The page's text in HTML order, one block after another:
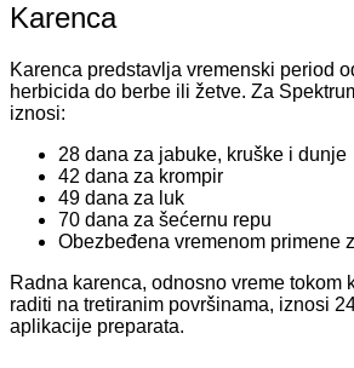
Karenca
Karenca predstavlja vremenski period
herbicida do berbe ili žetve. Za
iznosi:
28 dana za jabuke, kruške i dunje
42 dana za krompir
49 dana za luk
70 dana za šećernu repu
Obezbeđena vremenom primene
Radna karenca, odnosno vreme tokom
raditi na tretiranim površinama, iznosi
aplikacije preparata.